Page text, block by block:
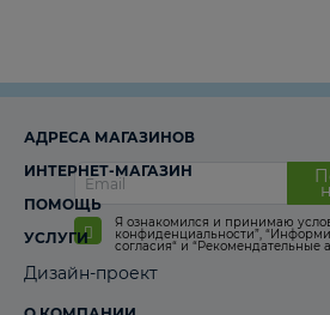
Я ознакомился и принимаю
конфиденциальности”,
согласия“ и “Рекомендательные
АДРЕСА МАГАЗИНОВ
ИНТЕРНЕТ-МАГАЗИН
ПОМОЩЬ
УСЛУГИ
Дизайн-проект